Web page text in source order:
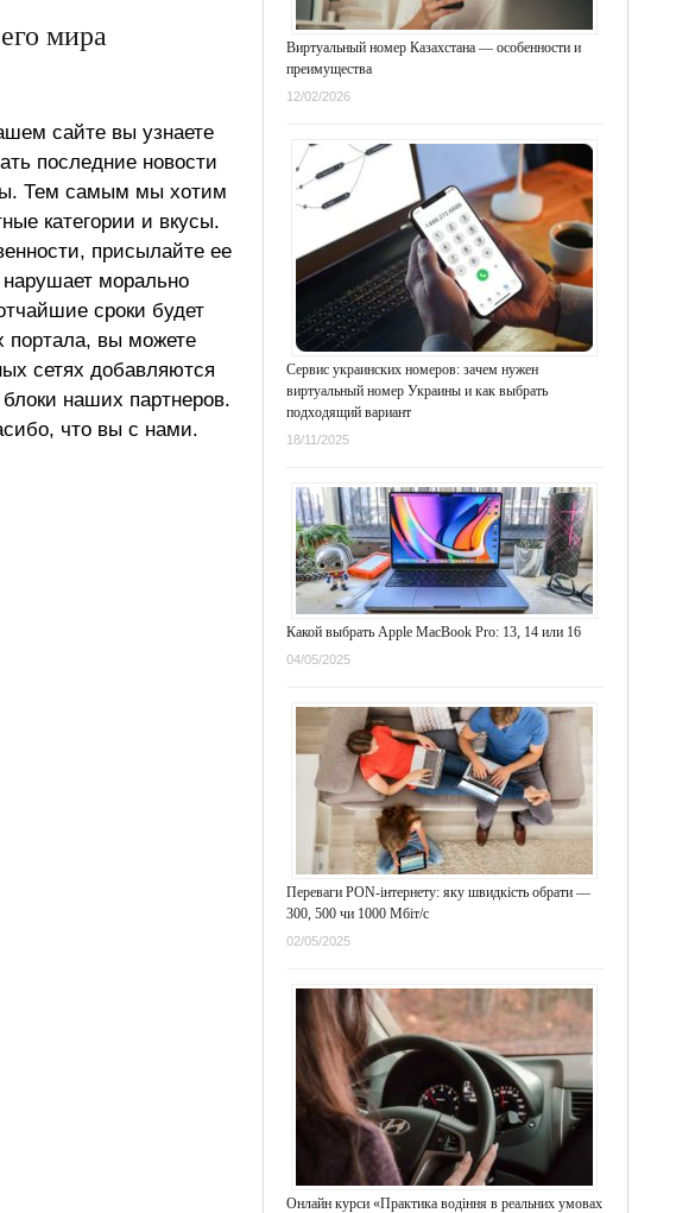
мира
сайте вы узнаете
последние новости
Тем самым мы хотим
категории и вкусы.
присылайте ее
морально
сроки будет
портала, вы можете
сетях добавляются
наших партнеров.
что вы с нами.
Виртуальный номер Казахстана — особенности и
преимущества
12/02/2026
Сервис украинских номеров: зачем нужен
виртуальный номер Украины и как выбрать
подходящий вариант
18/11/2025
Какой выбрать Apple MacBook Pro: 13, 14 или 16
04/05/2025
Переваги PON-інтернету: яку швидкість обрати —
300, 500 чи 1000 Мбіт/с
02/05/2025
Онлайн курси «Практика водіння в реальних умовах